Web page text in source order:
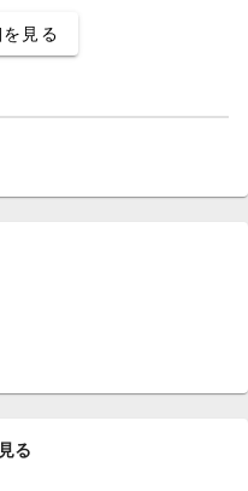
見る
る